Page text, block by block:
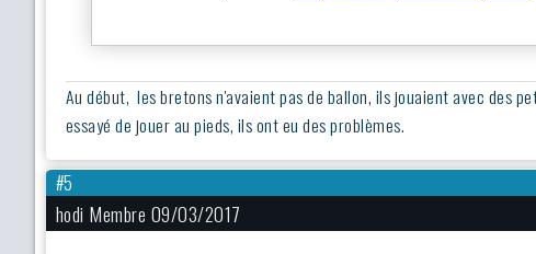
Au début, les bretons n'avaient pas de ballon, ils jouaient avec des
essayé de jouer au pieds, ils ont eu des problèmes.
#5
hodi Membre 09/03/2017